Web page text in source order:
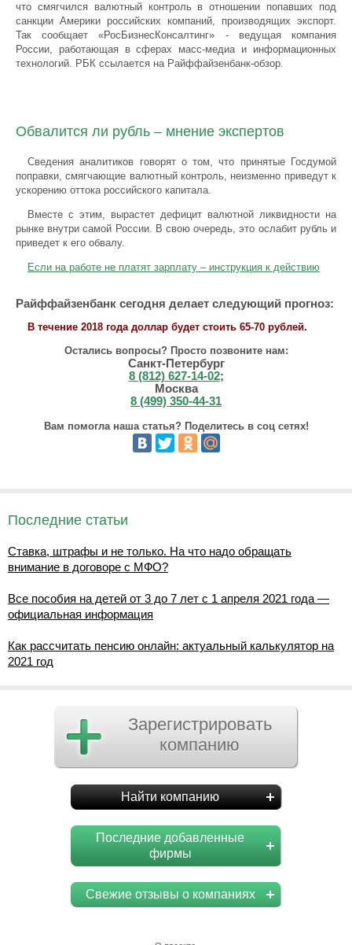
что смягчился валютный контроль в отношении попавших под
санкции Америки российских компаний, производящих экспорт.
Так сообщает «РосБизнесКонсалтинг» - ведущая компания
России, работающая в сферах масс-медиа и информационных
технологий. РБК ссылается на Райффайзенбанк-обзор.
Обвалится ли рубль – мнение экспертов
Сведения аналитиков говорят о том, что принятые Госдумой
поправки, смягчающие валютный контроль, неизменно приведут к
ускорению оттока российского капитала.
Вместе с этим, вырастет дефицит валютной ликвидности на
рынке внутри самой России. В свою очередь, это ослабит рубль и
приведет к его обвалу.
Если на работе не платят зарплату – инструкция к действию
Райффайзенбанк сегодня делает следующий прогноз:
В течение 2018 года доллар будет стоить 65-70 рублей.
Остались вопросы? Просто позвоните нам:
Санкт-Петербург
8 (812) 627-14-02;
Москва
8 (499) 350-44-31
Вам помогла наша статья? Поделитесь в соц сетях!
Последние статьи
Ставка, штрафы и не только. На что надо обращать
внимание в договоре с МФО?
Все пособия на детей от 3 до 7 лет с 1 апреля 2021 года —
официальная информация
Как рассчитать пенсию онлайн: актуальный калькулятор на
2021 год
Зарегистрировать
компанию
Найти компанию
Последние добавленные
фирмы
Свежие отзывы о компаниях